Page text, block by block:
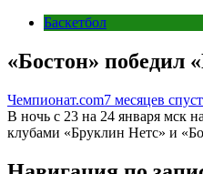
Баскетбол
«Бостон» победил
Чемпионат.com7 месяцев
В ночь с 23 на 24 января мск
клубами «Бруклин Нетс» и